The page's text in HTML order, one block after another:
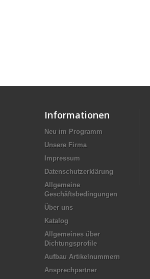
Informationen
Neu im Programm
Unsere Firma
Impressum
Datenschutzerklärung
Allgemeine
Geschäftsbedingungen
Über uns
Katalog
Allgemeines über
Dichtungsprofile
Aufbau Artikelnummern
Ansprechpartner